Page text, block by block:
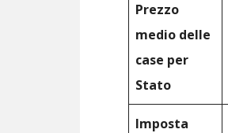
Prezzo
medio delle
case per
Stato
Imposta